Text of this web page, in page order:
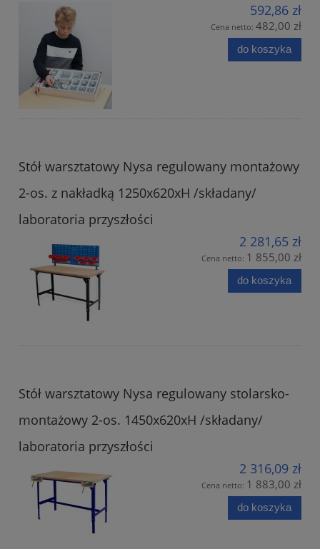
592,86 zł
Cena netto: 482,00 zł
do koszyka
Stół warsztatowy Nysa regulowany montażowy
2-os. z nakładką 1250x620xH /składany/
laboratoria przyszłości
2 281,65 zł
Cena netto: 1 855,00 zł
do koszyka
Stół warsztatowy Nysa regulowany stolarsko-
montażowy 2-os. 1450x620xH /składany/
laboratoria przyszłości
2 316,09 zł
Cena netto: 1 883,00 zł
do koszyka